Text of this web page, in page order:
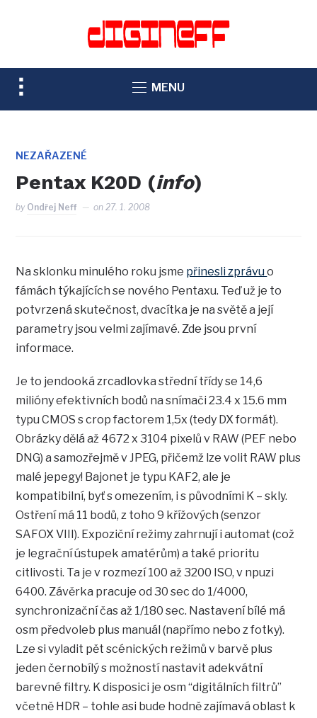
TOGGLE
SIDEBAR
NAVIGATION
MENU
NEZAŘAZENÉ
Pentax K20D (info)
by Ondřej Neff on27. 1. 2008
Na sklonku minulého roku jsme přinesli zprávuo
fámách týkajících se nového Pentaxu. Teď už je to
potvrzená skutečnost, dvacítka je na světě a její
parametry jsou velmi zajímavé. Zde jsou první
informace.
Je to jendooká zrcadlovka střední třídy se 14,6
milióny efektivních bodů na snímači 23.4 x 15.6 mm
typu CMOS s crop factorem 1,5x (tedy DX formát).
Obrázky dělá až 4672 x 3104 pixelů v RAW (PEF nebo
DNG) a samozřejmě v JPEG, přičemž lze volit RAW plus
malé jepegy! Bajonet je typu KAF2, ale je
kompatibilní, byť s omezením, i s původními K – skly.
Ostření má 11 bodů, z toho 9 křížových (senzor
SAFOX VIII). Expoziční režimy zahrnují i automat (což
je legrační ústupek amatérům) a také prioritu
citlivosti. Ta je v rozmezí 100 až 3200 ISO, v npuzi
6400. Závěrka pracuje od 30 sec do 1/4000,
synchronizační čas až 1/180 sec. Nastavení bílé má
osm předvoleb plus manuál (napřímo nebo z fotky).
Lze si vyladit pět scénických režimů v barvě plus
jeden černobílý s možností nastavit adekvátní
barevné filtry. K disposici je osm “digitálních filtrů”
včetně HDR – tohle asi bude hodně zajímavá oblast k